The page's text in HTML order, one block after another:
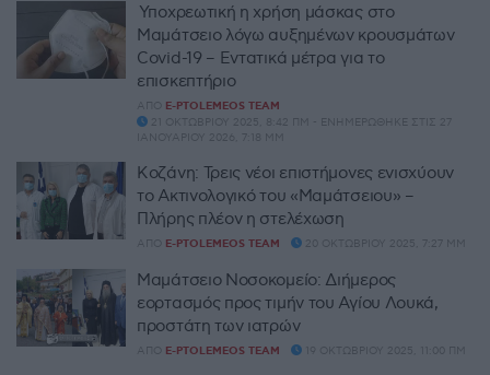
Υποχρεωτική η χρήση μάσκας στο
Μαμάτσειο λόγω αυξημένων κρουσμάτων
Covid-19 – Εντατικά μέτρα για το
επισκεπτήριο
ΑΠΌ E-PTOLEMEOS TEAM
21 ΟΚΤΩΒΡΊΟΥ 2025, 8:42 ΠΜ - ΕΝΗΜΕΡΏΘΗΚΕ ΣΤΙΣ 27
ΙΑΝΟΥΑΡΊΟΥ 2026, 7:18 ΜΜ
Κοζάνη: Τρεις νέοι επιστήμονες ενισχύουν
το Ακτινολογικό του «Μαμάτσειου» –
Πλήρης πλέον η στελέχωση
ΑΠΌ E-PTOLEMEOS TEAM 20 ΟΚΤΩΒΡΊΟΥ 2025, 7:27 ΜΜ
Μαμάτσειο Νοσοκομείο: Διήμερος
εορτασμός προς τιμήν του Αγίου Λουκά,
προστάτη των ιατρών
ΑΠΌ E-PTOLEMEOS TEAM 19 ΟΚΤΩΒΡΊΟΥ 2025, 11:00 ΠΜ